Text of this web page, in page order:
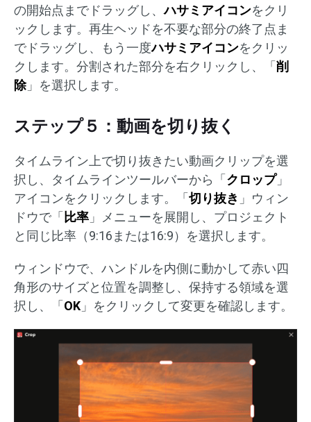
の開始点までドラッグし、ハサミアイコンをクリ
ックします。再生ヘッドを不要な部分の終了点ま
でドラッグし、もう一度ハサミアイコンをクリッ
クします。分割された部分を右クリックし、「 削
除」を選択します。
ステップ５：動画を切り抜く
タイムライン上で切り抜きたい動画クリップを選
択し、タイムラインツールバーから「 クロップ」
アイコンをクリックします。「 切り抜き 」ウィン
ドウで「 比率 」メニューを展開し、プロジェクト
と同じ比率（9:16または16:9）を選択します。
ウィンドウで、ハンドルを内側に動かして赤い四
角形のサイズと位置を調整し、保持する領域を選
択し、「 OK 」をクリックして変更を確認します。